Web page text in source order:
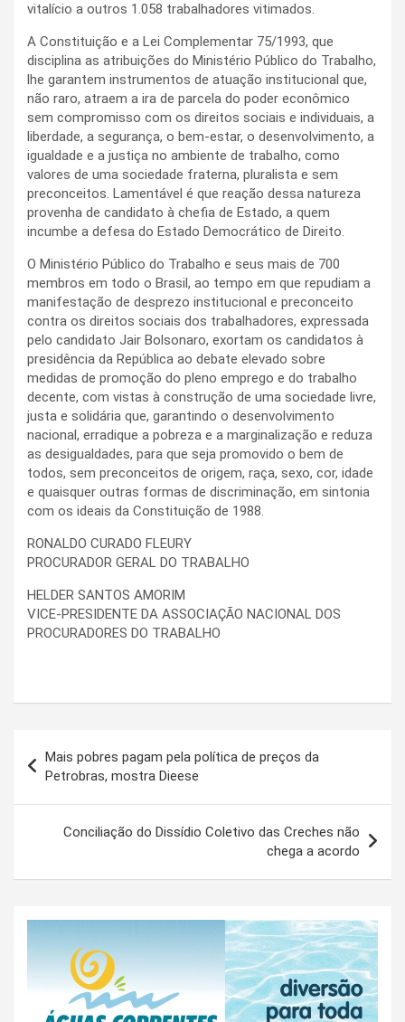
vitalício a outros 1.058 trabalhadores vitimados.
A Constituição e a Lei Complementar 75/1993, que
disciplina as atribuições do Ministério Público do Trabalho,
lhe garantem instrumentos de atuação institucional que,
não raro, atraem a ira de parcela do poder econômico
sem compromisso com os direitos sociais e individuais, a
liberdade, a segurança, o bem-estar, o desenvolvimento, a
igualdade e a justiça no ambiente de trabalho, como
valores de uma sociedade fraterna, pluralista e sem
preconceitos. Lamentável é que reação dessa natureza
provenha de candidato à chefia de Estado, a quem
incumbe a defesa do Estado Democrático de Direito.
O Ministério Público do Trabalho e seus mais de 700
membros em todo o Brasil, ao tempo em que repudiam a
manifestação de desprezo institucional e preconceito
contra os direitos sociais dos trabalhadores, expressada
pelo candidato Jair Bolsonaro, exortam os candidatos à
presidência da República ao debate elevado sobre
medidas de promoção do pleno emprego e do trabalho
decente, com vistas à construção de uma sociedade livre,
justa e solidária que, garantindo o desenvolvimento
nacional, erradique a pobreza e a marginalização e reduza
as desigualdades, para que seja promovido o bem de
todos, sem preconceitos de origem, raça, sexo, cor, idade
e quaisquer outras formas de discriminação, em sintonia
com os ideais da Constituição de 1988.
RONALDO CURADO FLEURY
PROCURADOR GERAL DO TRABALHO
HELDER SANTOS AMORIM
VICE-PRESIDENTE DA ASSOCIAÇÃO NACIONAL DOS
PROCURADORES DO TRABALHO
de
Post
Mais pobres pagam pela política de preços da
Petrobras, mostra Dieese
Conciliação do Dissídio Coletivo das Creches não
chega a acordo